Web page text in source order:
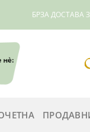
БРЗА ДОСТАВА